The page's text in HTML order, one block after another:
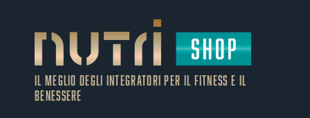
IL MEGLIO DEGLI Integratori PER IL FITNESS E IL
BENESSERE